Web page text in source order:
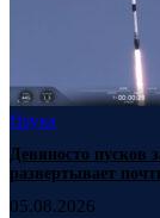
Наука
Девяносто пусков
развертывает
05.08.2026